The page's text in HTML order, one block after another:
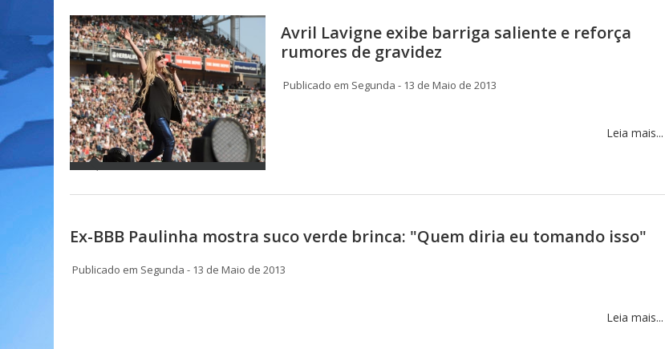
Avril Lavigne exibe barriga saliente e reforça
rumores de gravidez
Publicado em Segunda - 13 de Maio de 2013
Leia mais...
Ex-BBB Paulinha mostra suco verde brinca: "Quem diria eu tomando isso"
Publicado em Segunda - 13 de Maio de 2013
Leia mais...